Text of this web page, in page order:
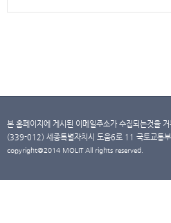
본 홈페이지에 게시된 이메일주소가 수집되는것을
(339-012) 세종특별자치시 도움6로 11 국토교
copyright@2014 MOLIT All rights reserved.